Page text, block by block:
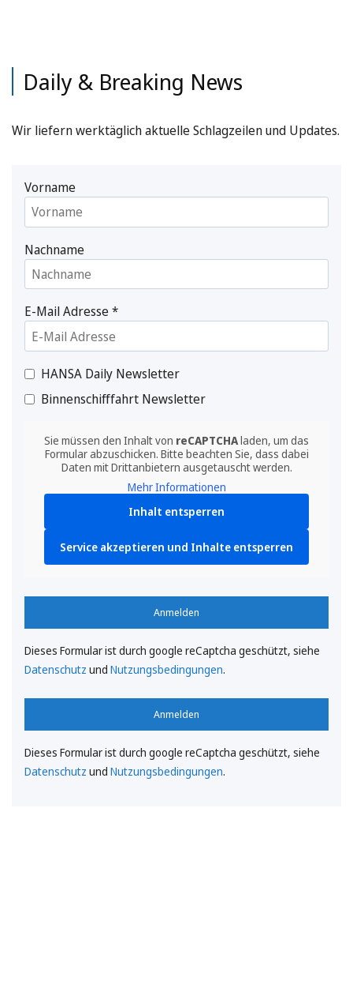
Daily & Breaking News
Wir liefern werktäglich aktuelle Schlagzeilen und Updates.
Vorname
Nachname
E-Mail Adresse*
HANSA Daily Newsletter
Binnenschifffahrt Newsletter
Sie müssen den Inhalt von reCAPTCHAladen, um das
Formular abzuschicken. Bitte beachten Sie, dass dabei
Daten mit Drittanbietern ausgetauscht werden.
Mehr Informationen
Inhalt entsperren
Service akzeptieren und Inhalte entsperren
Anmelden
Dieses Formular ist durch google reCaptcha geschützt, siehe
Datenschutz und Nutzungsbedingungen.
Anmelden
Dieses Formular ist durch google reCaptcha geschützt, siehe
Datenschutz und Nutzungsbedingungen.